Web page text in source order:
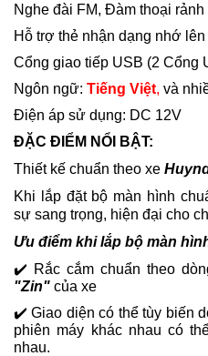
Nghe đài FM, Đàm thoại rảnh
Hỗ trợ thẻ nhận dạng nhớ
Cổng giao tiếp USB (2 Cổng
Ngôn ngữ: Tiếng Việt, và
Điện áp sử dụng: DC 12V
ĐẶC ĐIỂM NỔI BẬT:
Thiết kế chuẩn theo xe
Khi lắp đặt bộ màn hình
sự sang trọng, hiện đại cho
Ưu điểm khi lắp bộ màn
✔️ Rắc cắm chuẩn theo
"Zin" của xe
✔️ Giao diện có thể tùy biến
phiên máy khác nhau có
nhau.